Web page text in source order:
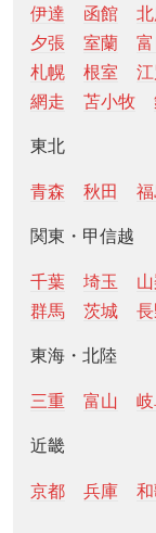
伊達 函館
夕張
室蘭
札幌
根室 江
網走
苫小牧
東北
青森 秋田
関東・甲信越
千葉 埼玉
群馬
茨城
東海・北陸
三重 富山
近畿
京都 兵庫